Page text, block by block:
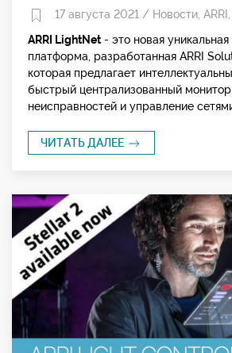
17 августа 2021 / Новости, ARRI ,
ARRI LightNet - это новая
платформа, разработанная ARRI
которая предлагает
быстрый централизованный
неисправностей и управление
ЧИТАТЬ ДАЛЕЕ